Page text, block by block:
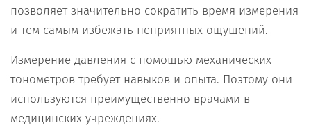
позволяет значительно сократить время измерения
и тем самым избежать неприятных ощущений.
Измерение давления с помощью механических
тонометров требует навыков и опыта. Поэтому они
используются преимущественно врачами в
медицинских учреждениях.